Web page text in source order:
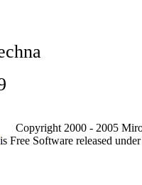
Copyright 2000 - 2005
is Free Software released